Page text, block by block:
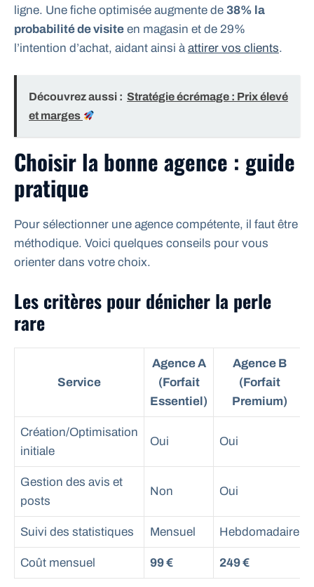
ligne. Une fiche optimisée augmente de 38% la
probabilité de visite en magasin et de 29%
l’intention d’achat, aidant ainsi à attirer vos clients.
Découvrez aussi : Stratégie écrémage : Prix élevé
et marges
Choisir la bonne agence : guide
pratique
Pour sélectionner une agence compétente, il faut être
méthodique. Voici quelques conseils pour vous
orienter dans votre choix.
Les critères pour dénicher la perle
rare
Service
Agence A
(Forfait
Essentiel)
Agence B
(Forfait
Premium)
Création/Optimisation
initiale
Oui Oui
Gestion des avis et
posts
Non Oui
Suivi des statistiques Mensuel Hebdomadaire
Coût mensuel 99 € 249 €